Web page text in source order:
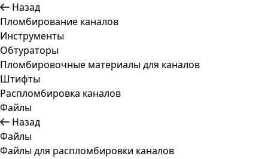
Назад
Пломбирование каналов
Инструменты
Обтураторы
Пломбировочные материалы для каналов
Штифты
Распломбировка каналов
Файлы
Назад
Файлы
Файлы для распломбировки каналов